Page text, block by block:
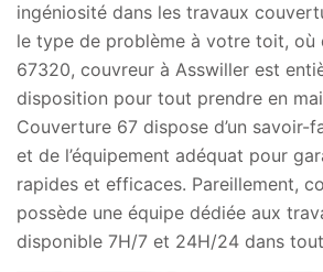
ingéniosité dans les travaux
le type de problème à votre toit, où
67320, couvreur à Asswiller est
disposition pour tout prendre en
Couverture 67 dispose d’un savoir-
et de l’équipement adéquat pour
rapides et efficaces. Pareillement,
possède une équipe dédiée aux
disponible 7H/7 et 24H/24 dans